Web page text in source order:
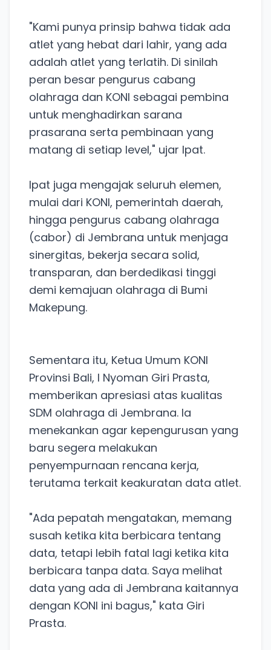
"Kami punya prinsip bahwa tidak ada
atlet yang hebat dari lahir, yang ada
adalah atlet yang terlatih. Di sinilah
peran besar pengurus cabang
olahraga dan KONI sebagai pembina
untuk menghadirkan sarana
prasarana serta pembinaan yang
matang di setiap level," ujar Ipat.
Ipat juga mengajak seluruh elemen,
mulai dari KONI, pemerintah daerah,
hingga pengurus cabang olahraga
(cabor) di Jembrana untuk menjaga
sinergitas, bekerja secara solid,
transparan, dan berdedikasi tinggi
demi kemajuan olahraga di Bumi
Makepung.
Sementara itu, Ketua Umum KONI
Provinsi Bali, I Nyoman Giri Prasta,
memberikan apresiasi atas kualitas
SDM olahraga di Jembrana. Ia
menekankan agar kepengurusan yang
baru segera melakukan
penyempurnaan rencana kerja,
terutama terkait keakuratan data atlet.
"Ada pepatah mengatakan, memang
susah ketika kita berbicara tentang
data, tetapi lebih fatal lagi ketika kita
berbicara tanpa data. Saya melihat
data yang ada di Jembrana kaitannya
dengan KONI ini bagus," kata Giri
Prasta.